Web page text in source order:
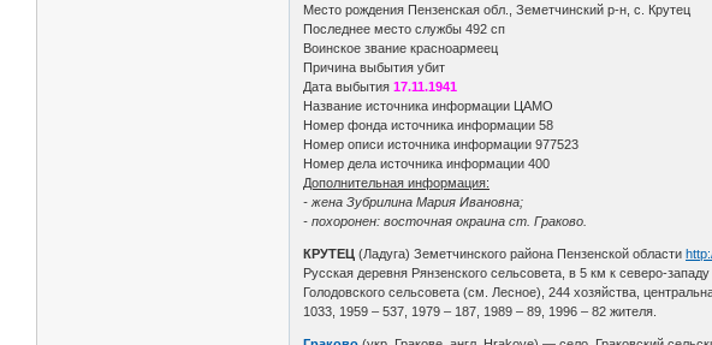
Место рождения Пензенская обл., Земетчинский р-н, с. Крутец
Последнее место службы 492 сп
Воинское звание красноармеец
Причина выбытия убит
Дата выбытия17.11.1941
Название источника информации ЦАМО
Номер фонда источника информации 58
Номер описи источника информации 977523
Номер дела источника информации 400
Дополнительная информация:
- жена Зубрилина Мария Ивановна;
- похоронен: восточная окраина ст. Граково.
КРУТЕЦ(Ладуга) Земетчинского района Пензенской области
Русская деревня Рянзенского сельсовета, в 5 км к северо-
Голодовского сельсовета (см. Лесное), 244 хозяйства,
1033, 1959 – 537, 1979 – 187, 1989 – 89, 1996 – 82 жителя.